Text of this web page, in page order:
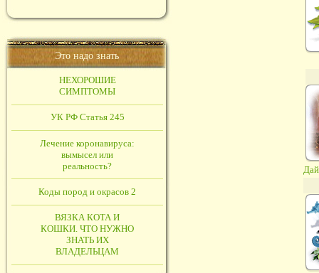
Это надо знать
НЕХОРОШИЕ
СИМПТОМЫ
УК РФ Статья 245
Лечение коронавируса:
вымысел или
реальность?
Коды пород и окрасов 2
ВЯЗКА КОТА И
КОШКИ. ЧТО НУЖНО
ЗНАТЬ ИХ
ВЛАДЕЛЬЦАМ